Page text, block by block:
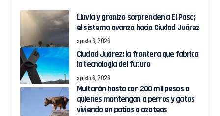
Lluvia y granizo sorprenden a El Paso;
el sistema avanza hacia Ciudad Juárez
agosto 6, 2026
Ciudad Juárez: la frontera que fabrica
la tecnología del futuro
agosto 6, 2026
Multarán hasta con 200 mil pesos a
quienes mantengan a perros y gatos
viviendo en patios o azoteas